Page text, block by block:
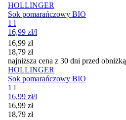
HOLLINGER
Sok pomarańczowy BIO
1 l
16,99 zł/l
Cena promocyjna
16,99 zł
18,79 zł
najniższa cena z 30 dni przed obniżką
HOLLINGER
Sok pomarańczowy BIO
1 l
16,99 zł/l
Cena promocyjna
16,99 zł
18,79 zł